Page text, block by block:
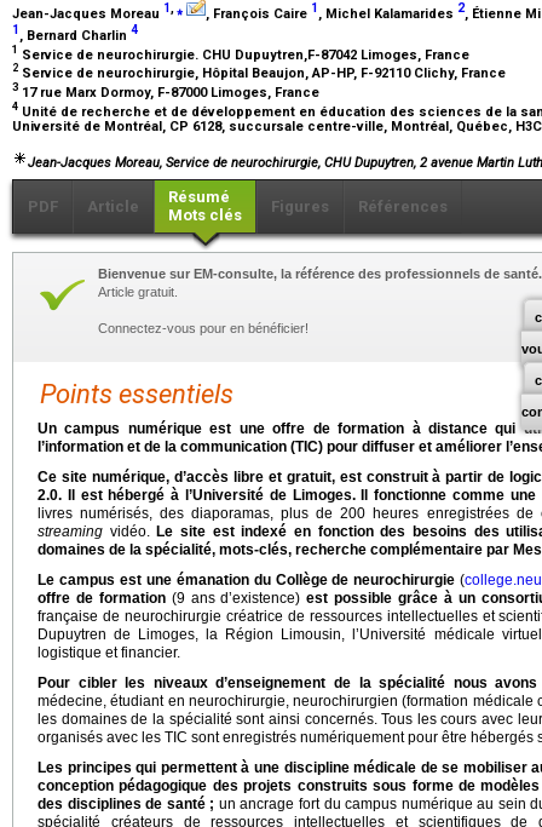
Jean-Jacques Moreau 1,⁎ , François Caire 1 , Michel Kalamarides 2, Étienne
1 , Bernard Charlin 4
1 Service de neurochirurgie. CHU Dupuytren,F-87042 Limoges, France
2 Service de neurochirurgie, Hôpital Beaujon, AP-HP, F-92110 Clichy, France
3 17 rue Marx Dormoy, F-87000 Limoges, France
4 Unité de recherche et de développement en éducation des sciences de la
Université de Montréal, CP 6128, succursale centre-ville, Montréal, Québec,
Jean-Jacques Moreau, Service de neurochirurgie, CHU Dupuytren, 2 avenue Martin
PDF Article
Résumé
Mots clés
Figures Références
Bienvenue sur EM-consulte, la référence des professionnels de santé.
Article gratuit.
Connectez-vous pour en bénéficier!
Points essentiels
Un campus numérique est une offre de formation à distance qui
l’information et de la communication (TIC) pour diffuser et améliorer
Ce site numérique, d’accès libre et gratuit, est construit à partir de
2.0. Il est hébergé à l’Université de Limoges. Il fonctionne comme une
livres numérisés, des diaporamas, plus de 200 heures enregistrées
streaming vidéo.Le site est indexé en fonction des besoins des
domaines de la spécialité, mots-clés, recherche complémentaire par
Le campus est une émanation du Collège de neurochirurgie (
offre de formation(9 ans d’existence)est possible grâce à un
française de neurochirurgie créatrice de ressources intellectuelles et
Dupuytren de Limoges, la Région Limousin, l’Université médicale
logistique et financier.
Pour cibler les niveaux d’enseignement de la spécialité nous
médecine, étudiant en neurochirurgie, neurochirurgien (formation médicale
les domaines de la spécialité sont ainsi concernés. Tous les cours avec
organisés avec les TIC sont enregistrés numériquement pour être hébergés
Les principes qui permettent à une discipline médicale de se mobiliser
conception pédagogique des projets construits sous forme de
des disciplines de santé ; un ancrage fort du campus numérique au sein
spécialité créateurs de ressources intellectuelles et scientifiques